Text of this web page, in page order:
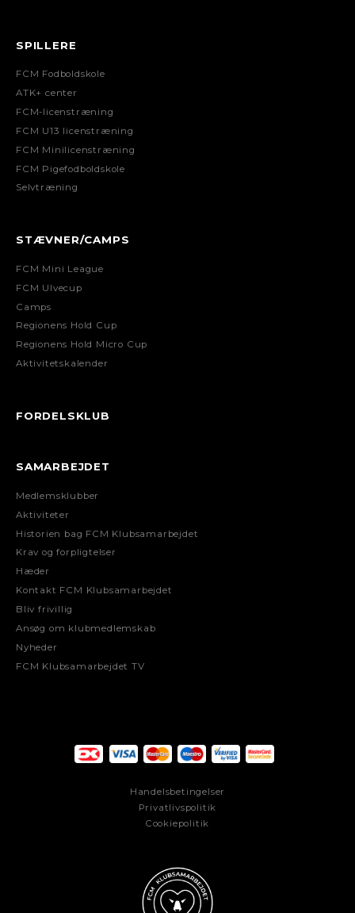
SPILLERE
FCM Fodboldskole
ATK+ center
FCM-licenstræning
FCM U13 licenstræning
FCM Minilicenstræning
FCM Pigefodboldskole
Selvtræning
STÆVNER/CAMPS
FCM Mini League
FCM Ulvecup
Camps
Regionens Hold Cup
Regionens Hold Micro Cup
Aktivitetskalender
FORDELSKLUB
SAMARBEJDET
Medlemsklubber
Aktiviteter
Historien bag FCM Klubsamarbejdet
Krav og forpligtelser
Hæder
Kontakt FCM Klubsamarbejdet
Bliv frivillig
Ansøg om klubmedlemskab
Nyheder
FCM Klubsamarbejdet TV
Handelsbetingelser
Privatlivspolitik
Cookiepolitik